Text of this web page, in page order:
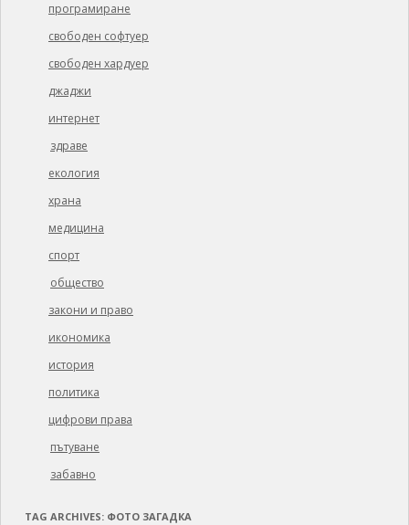
програмиране
свободен софтуер
свободен хардуер
джаджи
интернет
здраве
екология
храна
медицина
спорт
общество
закони и право
икономика
история
политика
цифрови права
пътуване
забавно
TAG ARCHIVES: ФОТО ЗАГАДКА